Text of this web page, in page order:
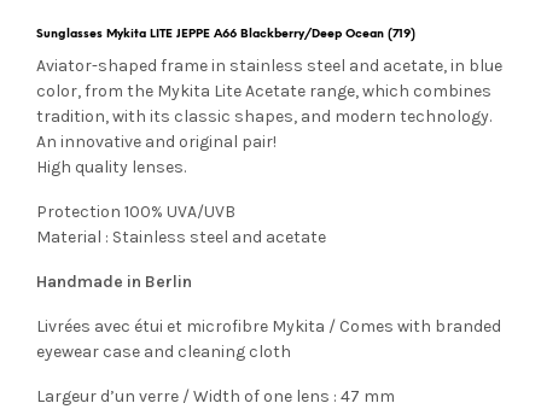
Sunglasses Mykita LITE JEPPE A66 Blackberry/Deep Ocean (719)
Aviator-shaped frame in stainless steel and acetate, in blue
color, from the Mykita Lite Acetate range, which combines
tradition, with its classic shapes, and modern technology.
An innovative and original pair!
High quality lenses.
Protection 100% UVA/UVB
Material : Stainless steel and acetate
Handmade in Berlin
Livrées avec étui et microfibre Mykita / Comes with branded
eyewear case and cleaning cloth
Largeur d’un verre / Width of one lens : 47 mm